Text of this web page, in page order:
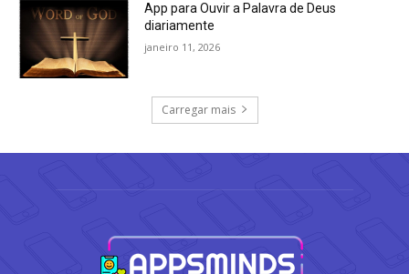
App para Ouvir a Palavra de Deus
diariamente
janeiro 11, 2026
Carregar mais